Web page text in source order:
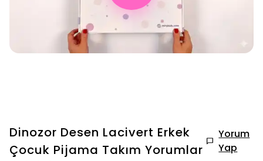
Dinozor Desen Lacivert Erkek
Çocuk Pijama Takım Yorumlar
Yorum
Yap